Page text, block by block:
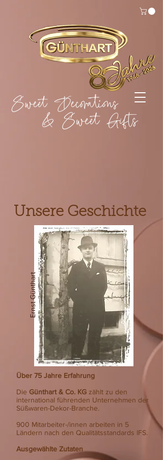
Unsere Geschichte
Ernst Günthart
Über 75 Jahre Erfahrung
Die Günthart & Co. KG zählt zu den
international führenden Unternehmen der
Süßwaren-Dekor-Branche.
900 Mitarbeiter-/innen arbeiten in 5
Ländern nach den Qualitätsstandards IFS.
Ausgewählte Zutaten